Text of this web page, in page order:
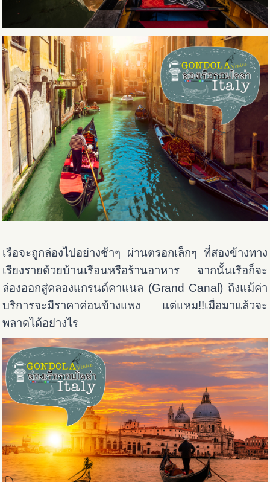
เรือจะถูกล่องไปอย่างช้าๆ ผ่านตรอกเล็กๆ ที่สองข้างทาง
เรียงรายด้วยบ้านเรือนหรือร้านอาหาร จากนั้นเรือก็จะ
ล่องออกสู่คลองแกรนด์คาแนล (Grand Canal) ถึงแม้ค่า
บริการจะมีราคาค่อนข้างแพง แต่แหม!!เมื่อมาแล้วจะ
พลาดได้อย่างไร